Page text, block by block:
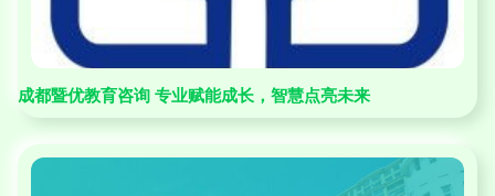
成都暨优教育咨询 专业赋能成长，智慧点亮未来